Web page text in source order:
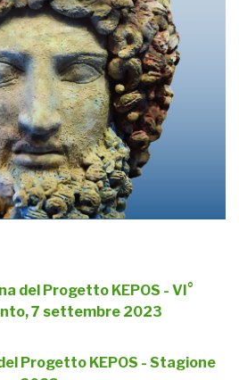
del Progetto KEPOS - VI°
7 settembre 2023
Progetto KEPOS - Stagione